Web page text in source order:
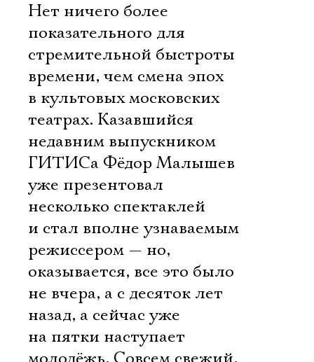
Нет ничего более
показательного для
стремительной быстроты
времени, чем смена эпох
в культовых московских
театрах. Казавшийся
недавним выпускником
ГИТИСа Фёдор Малышев
уже презентовал
несколько спектаклей
и стал вполне узнаваемым
режиссером — но,
оказывается, все это было
не вчера, а с десяток лет
назад, а сейчас уже
на пятки наступает